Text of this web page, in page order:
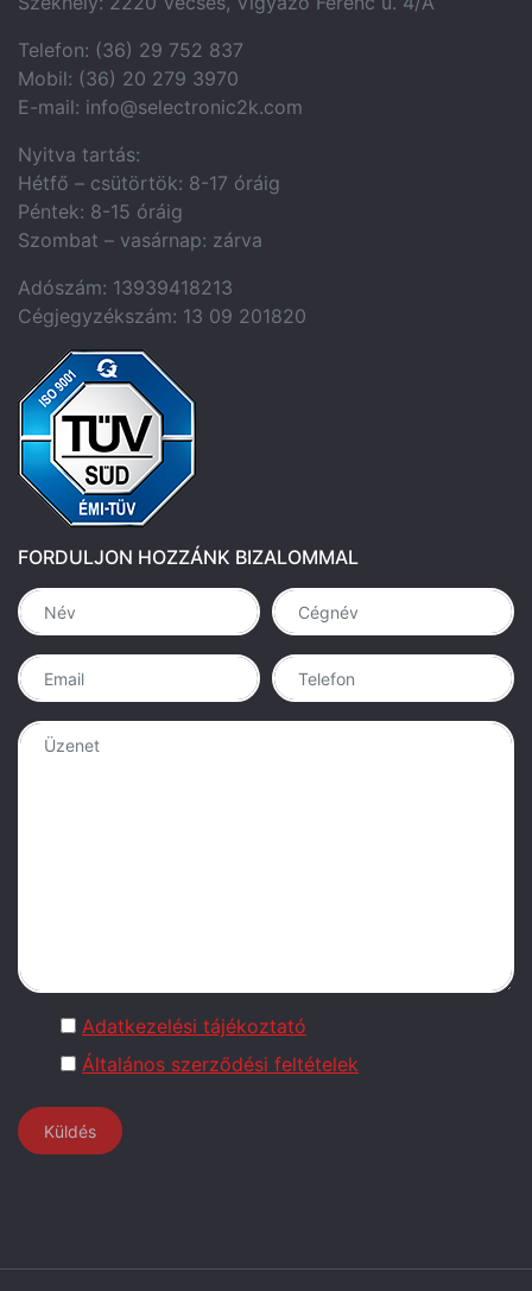
Telefon: (36) 29 752 837
Mobil: (36) 20 279 3970
E-mail: info@selectronic2k.com
Nyitva tartás:
Hétfő – csütörtök: 8-17 óráig
Péntek: 8-15 óráig
Szombat – vasárnap: zárva
Adószám: 13939418213
Cégjegyzékszám: 13 09 201820
FORDULJON HOZZÁNK BIZALOMMAL
Adatkezelési tájékoztató
Általános szerződési feltételek